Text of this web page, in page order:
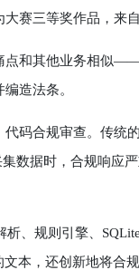
三等奖作品，来自
和其他业务相似——
造法条。
合规审查。传统
据时，合规响应严
、规则引擎、
本，还创新地将合